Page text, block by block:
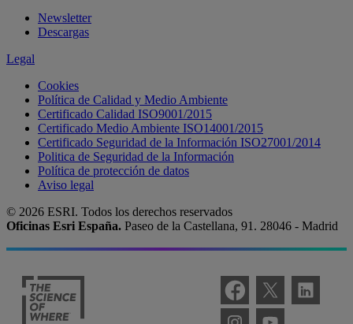
Newsletter
Descargas
Legal
Cookies
Política de Calidad y Medio Ambiente
Certificado Calidad ISO9001/2015
Certificado Medio Ambiente ISO14001/2015
Certificado Seguridad de la Información ISO27001/2014
Politica de Seguridad de la Información
Política de protección de datos
Aviso legal
© 2026 ESRI. Todos los derechos reservados
Oficinas Esri España. Paseo de la Castellana, 91. 28046 - Madrid